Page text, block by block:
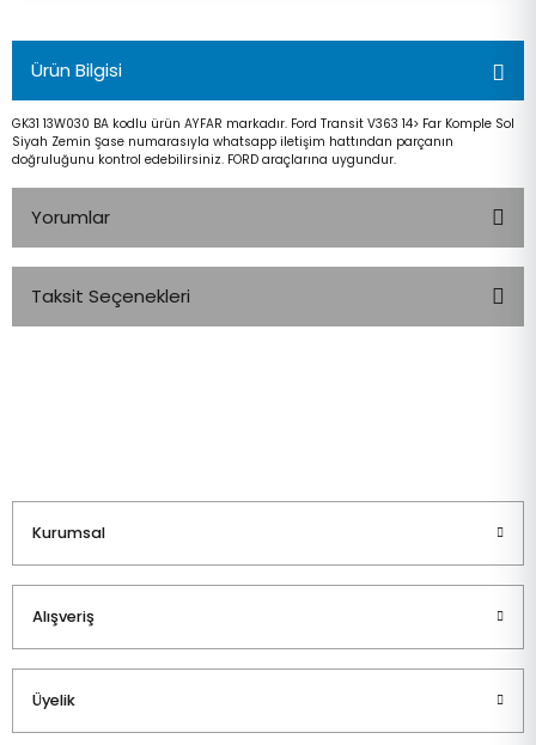
Ürün Bilgisi
GK31 13W030 BA kodlu ürün AYFAR markadır. Ford Transit V363 14> Far Komple Sol
Siyah Zemin Şase numarasıyla whatsapp iletişim hattından parçanın
doğruluğunu kontrol edebilirsiniz. FORD araçlarına uygundur.
Yorumlar
Taksit Seçenekleri
Kurumsal
Alışveriş
Üyelik